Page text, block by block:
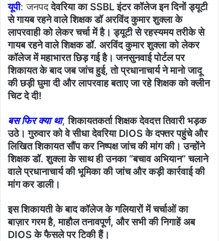
यूपी: जनपददेवरिया का SSBL इंटर कॉलेज इन दिनों ड्यूटी
से गायब रहने वाले शिक्षक डॉ अरविंद कुमार शुक्ला के
लापरवाही को लेकर चर्चा में है। ड्यूटी से रहस्यमय तरीके से
गायब रहने वाले शिक्षक डॉ. अरविंद कुमार शुक्ला को लेकर
कॉलेज में महाभारत छिड़ गई है। जनसुनवाई पोर्टल पर
शिकायत के बाद जब जांच हुई, तो प्रधानाचार्य ने मानो जादू
की छड़ी घुमा दी और लापरवाह बताए जा रहे शिक्षक को क्लीन
चिट दे दी!
बस फिर क्या था,शिकायतकर्ता शिक्षक देवदत्त तिवारी भड़क
उठे। गुरुवार को वे सीधा देवरिया DIOS के दफ्तर पहुंचे और
लिखित शिकायत सौंप कर निष्पक्ष जांच की मांग की। उन्होंने
शिक्षक डॉ. शुक्ला के साथ ही उनका “बचाव अभियान” चलाने
वाले प्रधानाचार्य की भूमिका की जांच और कड़ी कार्रवाई की
मांग कर डाली।
इस शिकायती के बाद कॉलेज के गलियारों में चर्चाओं का
बाज़ार गरम है, माहौल तनावपूर्ण, और सभी की निगाहें अब
DIOS के फैसले पर टिकी हैं।